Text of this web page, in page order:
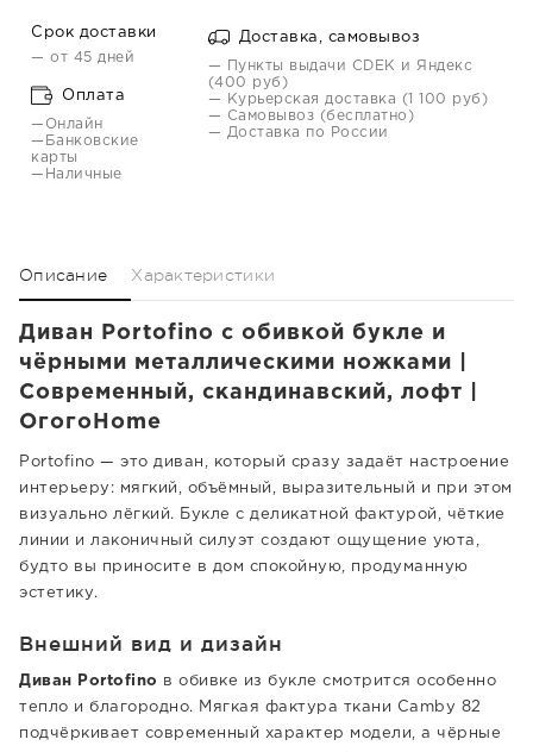
Срок доставки
— от 45 дней
Оплата
—Онлайн
—Банковские
карты
—Наличные
Доставка, самовывоз
— Пункты выдачи CDEK и Яндекс
(400 руб)
— Курьерская доставка (1 100 руб)
— Самовывоз (бесплатно)
— Доставка по России
Описание Характеристики
Диван Portofino с обивкой букле и
чёрными металлическими ножками |
Современный, скандинавский, лофт |
ОгогоHome
Portofino — это диван, который сразу задаёт настроение
интерьеру: мягкий, объёмный, выразительный и при этом
визуально лёгкий. Букле с деликатной фактурой, чёткие
линии и лаконичный силуэт создают ощущение уюта,
будто вы приносите в дом спокойную, продуманную
эстетику.
Внешний вид и дизайн
Диван Portofino
в обивке из букле смотрится особенно
тепло и благородно. Мягкая фактура ткани Camby 82
подчёркивает современный характер модели, а чёрные